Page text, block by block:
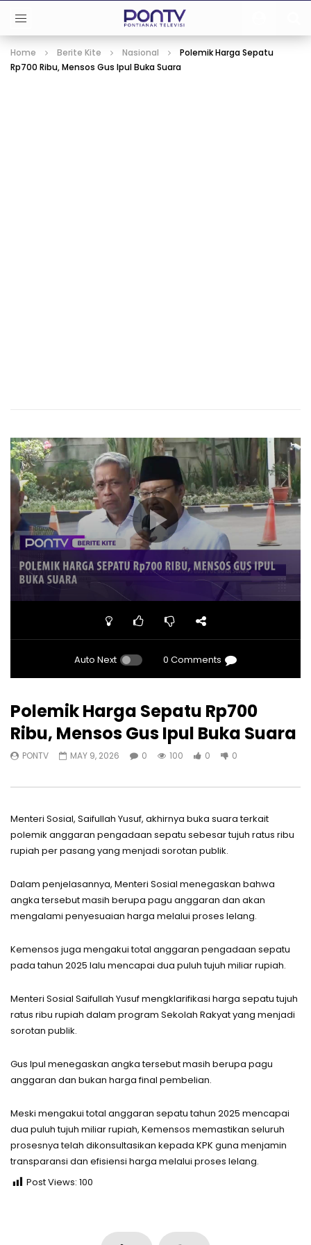
Home Berite Kite Nasional
Polemik Harga Sepatu
Rp700 Ribu, Mensos Gus Ipul Buka Suara
Auto Next 0 Comments
Polemik Harga Sepatu Rp700
Ribu, Mensos Gus Ipul Buka Suara
PONTV MAY 9, 2026 0 100 0 0
Menteri Sosial, Saifullah Yusuf, akhirnya buka suara terkait
polemik anggaran pengadaan sepatu sebesar tujuh ratus ribu
rupiah per pasang yang menjadi sorotan publik.
Dalam penjelasannya, Menteri Sosial menegaskan bahwa
angka tersebut masih berupa pagu anggaran dan akan
mengalami penyesuaian harga melalui proses lelang.
Kemensos juga mengakui total anggaran pengadaan sepatu
pada tahun 2025 lalu mencapai dua puluh tujuh miliar rupiah.
Menteri Sosial Saifullah Yusuf mengklarifikasi harga sepatu tujuh
ratus ribu rupiah dalam program Sekolah Rakyat yang menjadi
sorotan publik.
Gus Ipul menegaskan angka tersebut masih berupa pagu
anggaran dan bukan harga final pembelian.
Meski mengakui total anggaran sepatu tahun 2025 mencapai
dua puluh tujuh miliar rupiah, Kemensos memastikan seluruh
prosesnya telah dikonsultasikan kepada KPK guna menjamin
transparansi dan efisiensi harga melalui proses lelang.
Post Views: 100